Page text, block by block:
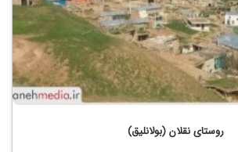
روستای نقلان (بولانلیق)